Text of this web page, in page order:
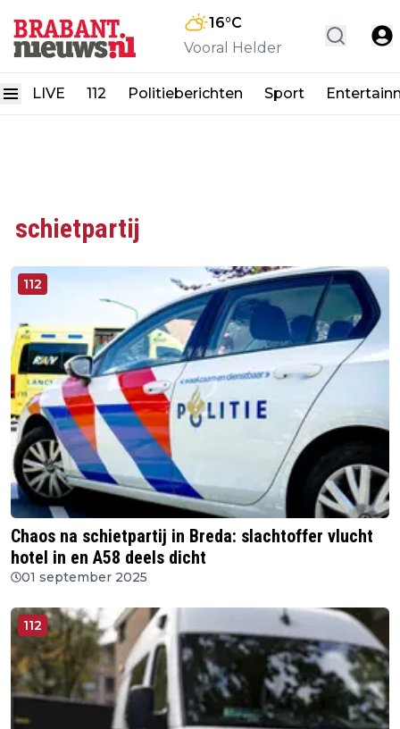
16°C
Vooral Helder
LIVE 112 Politieberichten Sport
schietpartij
112
Chaos na schietpartij in Breda: slachtoffer vlucht
hotel in en A58 deels dicht
01 september 2025
112